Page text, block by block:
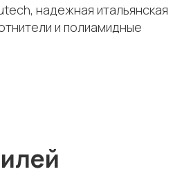
надежная итальянская
и полиамидные